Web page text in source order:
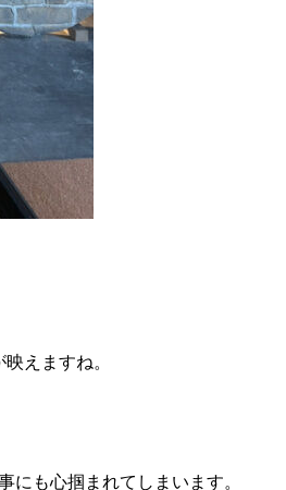
えますね。
も心掴まれてしまいます。